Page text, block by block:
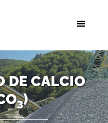
DE CALCIO
3)